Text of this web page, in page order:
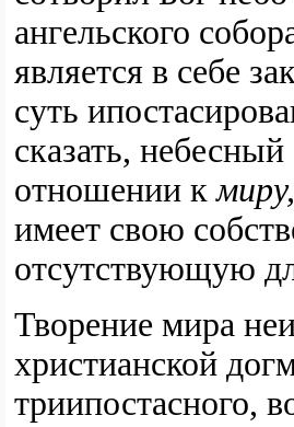
ангельского
является в себе
суть
сказать,
отношении кмиру,
имеет свою
отсутствующую
Творение мира
христианской
триипостасного,